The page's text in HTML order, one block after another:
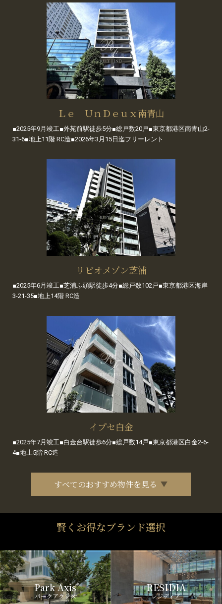
Ｌｅ ＵｎＤｅｕｘ南青山
■2025年9月竣工■外苑前駅徒歩5分■総戸数20戸■東京都港区南青山2-
31-6■地上11階 RC造■2026年3月15日迄フリーレント
リビオメゾン芝浦
■2025年6月竣工■芝浦ふ頭駅徒歩4分■総戸数102戸■東京都港区海岸
3-21-35■地上14階 RC造
イプセ白金
■2025年7月竣工■白金台駅徒歩6分■総戸数14戸■東京都港区白金2-6-
4■地上5階 RC造
すべてのおすすめ物件を見る
賢くお得なブランド選択
Park Axis
パークアクシス
RESIDIA
レジディア